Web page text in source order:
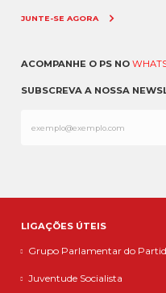
JUNTE-SE AGORA
ACOMPANHE O PS NO
SUBSCREVA A NOSSA
LIGAÇÕES ÚTEIS
Grupo Parlamentar do
Juventude Socialista